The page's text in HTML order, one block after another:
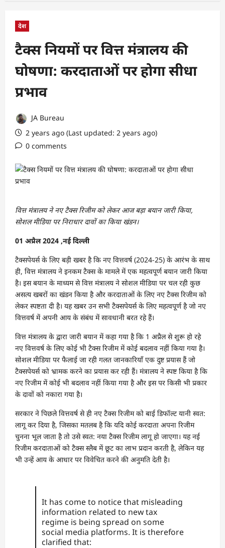
देश
टैक्स नियमों पर वित्त मंत्रालय की
घोषणा: करदाताओं पर होगा सीधा
प्रभाव
JA Bureau
2 years ago (Last updated: 2 years ago)
0 comments
वित्त मंत्रालय ने नए टैक्स रिजीम को लेकर आज बड़ा बयान जारी किया,
सोशल मीडिया पर निराधार दावों का किया खंडन।
01 अप्रैल 2024 ,नई दिल्ली
टैक्सपेयर्स के लिए बड़ी खबर है कि नए वित्तवर्ष (2024-25) के आरंभ के साथ
ही, वित्त मंत्रालय ने इनकम टैक्स के मामले में एक महत्वपूर्ण बयान जारी किया
है। इस बयान के माध्यम से वित्त मंत्रालय ने सोशल मीडिया पर चल रही कुछ
असत्य खबरों का खंडन किया है और करदाताओं के लिए नए टैक्स रिजीम को
लेकर स्पष्टता दी है। यह खबर उन सभी टैक्सपेयर्स के लिए महत्वपूर्ण है जो नए
वित्तवर्ष में अपनी आय के संबंध में सावधानी बरत रहे हैं।
वित्त मंत्रालय के द्वारा जारी बयान में कहा गया है कि 1 अप्रैल से शुरू हो रहे
नए वित्तवर्ष के लिए कोई भी टैक्स रिजीम में कोई बदलाव नहीं किया गया है।
सोशल मीडिया पर फैलाई जा रही गलत जानकारियाँ एक दुष्ट प्रयास हैं जो
टैक्सपेयर्स को भ्रामक करने का प्रयास कर रही हैं। मंत्रालय ने स्पष्ट किया है कि
नए रिजीम में कोई भी बदलाव नहीं किया गया है और इस पर किसी भी प्रकार
के दावों को नकारा गया है।
सरकार ने पिछले वित्तवर्ष से ही नए टैक्स रिजीम को बाई डिफॉल्ट यानी स्वत:
लागू कर दिया है, जिसका मतलब है कि यदि कोई करदाता अपना रिजीम
चुनना भूल जाता है तो उसे स्वत: नया टैक्स रिजीम लागू हो जाएगा। यह नई
रिजीम करदाताओं को टैक्स स्लैब में छूट का लाभ प्रदान करती है, लेकिन यह
भी उन्हें आय के आधार पर विवेचित करने की अनुमति देती है।
It has come to notice that misleading
information related to new tax
regime is being spread on some
social media platforms. It is therefore
clarified that: